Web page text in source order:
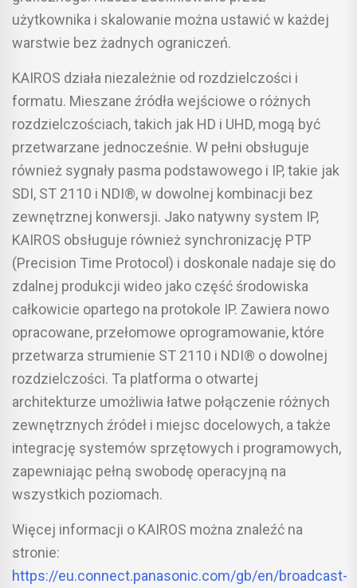
użytkownika i skalowanie można ustawić w każdej
warstwie bez żadnych ograniczeń.
KAIROS działa niezależnie od rozdzielczości i
formatu. Mieszane źródła wejściowe o różnych
rozdzielczościach, takich jak HD i UHD, mogą być
przetwarzane jednocześnie. W pełni obsługuje
również sygnały pasma podstawowego i IP, takie jak
SDI, ST 2110 i NDI®, w dowolnej kombinacji bez
zewnętrznej konwersji. Jako natywny system IP,
KAIROS obsługuje również synchronizację PTP
(Precision Time Protocol) i doskonale nadaje się do
zdalnej produkcji wideo jako część środowiska
całkowicie opartego na protokole IP. Zawiera nowo
opracowane, przełomowe oprogramowanie, które
przetwarza strumienie ST 2110 i NDI® o dowolnej
rozdzielczości. Ta platforma o otwartej
architekturze umożliwia łatwe połączenie różnych
zewnętrznych źródeł i miejsc docelowych, a także
integrację systemów sprzętowych i programowych,
zapewniając pełną swobodę operacyjną na
wszystkich poziomach.
Więcej informacji o KAIROS można znaleźć na
stronie:
https://eu.connect.panasonic.com/gb/en/broadcast-